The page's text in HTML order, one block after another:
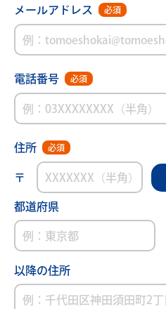
メールアドレス 必須
電話番号 必須
住所 必須
〒
都道府県
以降の住所